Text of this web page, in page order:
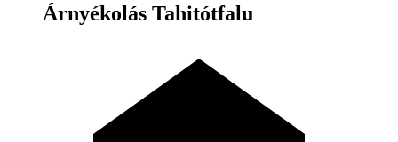
Árnyékolás Tahitótfalu